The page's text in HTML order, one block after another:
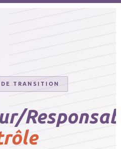
TRANSITION